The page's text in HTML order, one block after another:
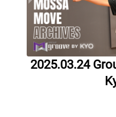
2025.03.24